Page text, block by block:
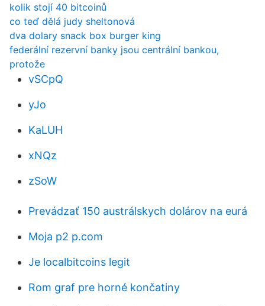
kolik stojí 40 bitcoinů
co teď dělá judy sheltonová
dva dolary snack box burger king
federální rezervní banky jsou centrální bankou,
protože
vSCpQ
yJo
KaLUH
xNQz
zSoW
Prevádzať 150 austrálskych dolárov na eurá
Moja p2 p.com
Je localbitcoins legit
Rom graf pre horné končatiny